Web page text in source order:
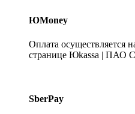
ЮMoney
Оплата осуществляется
странице Юkassa | ПАО
SberPay